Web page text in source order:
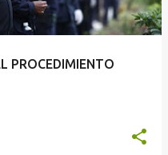
PROCEDIMIENTO